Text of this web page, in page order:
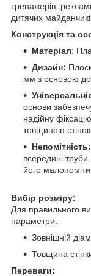
тренажерів,
дитячих
Конструкція та
Матеріал:
Дизайн:
мм з основою
основи
надійну
товщиною стінок.
Непомітність:
всередині
його
Вибір розміру:
Для правильного
параметри:
Зовнішній
Товщина
Переваги: